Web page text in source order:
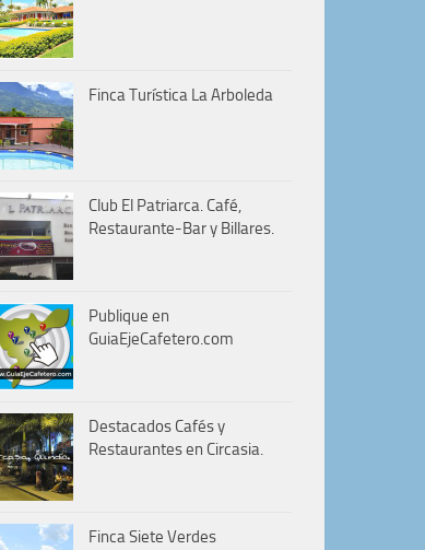
Finca Turística La Arboleda
Club El Patriarca. Café,
Restaurante-Bar y Billares.
Publique en
GuiaEjeCafetero.com
Destacados Cafés y
Restaurantes en Circasia.
Finca Siete Verdes